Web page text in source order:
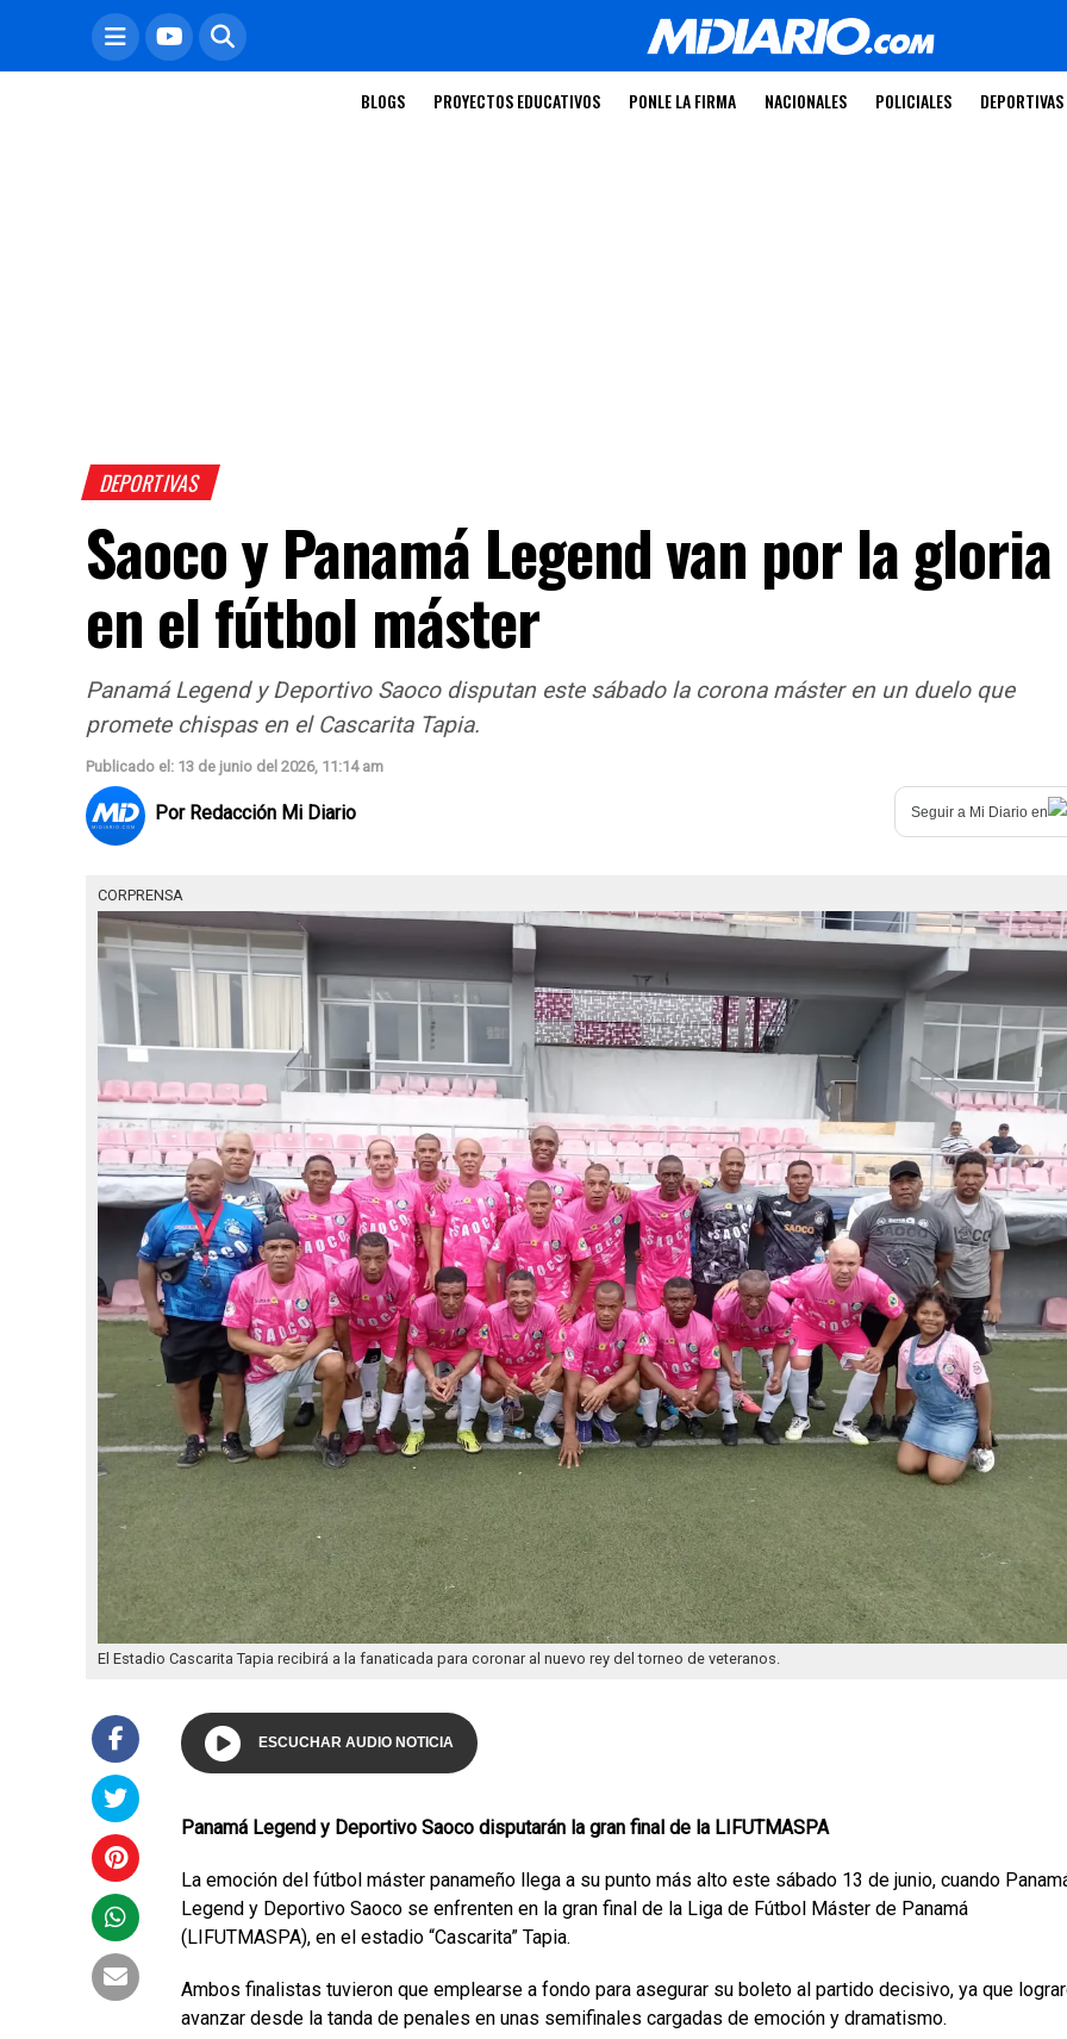
BLOGS PROYECTOS EDUCATIVOS PONLE LA FIRMA NACIONALES POLICIALES DEPORTIVAS
DEPORTIVAS
Saoco y Panamá Legend van por la gloria
en el fútbol máster
Panamá Legend y Deportivo Saoco disputan este sábado la corona máster en un duelo que
promete chispas en el Cascarita Tapia.
Publicado el: 13 de junio del 2026, 11:14 am
Por Redacción Mi Diario Seguir a Mi Diario en
CORPRENSA
El Estadio Cascarita Tapia recibirá a la fanaticada para coronar al nuevo rey del torneo de veteranos.
ESCUCHAR AUDIO NOTICIA
Panamá Legend y Deportivo Saoco disputarán la gran final de la LIFUTMASPA
La emoción del fútbol máster panameño llega a su punto más alto este sábado 13 de junio, cuando
Legend y Deportivo Saoco se enfrenten en la gran final de la Liga de Fútbol Máster de Panamá
(LIFUTMASPA), en el estadio “Cascarita” Tapia.
Ambos finalistas tuvieron que emplearse a fondo para asegurar su boleto al partido decisivo, ya que
avanzar desde la tanda de penales en unas semifinales cargadas de emoción y dramatismo.